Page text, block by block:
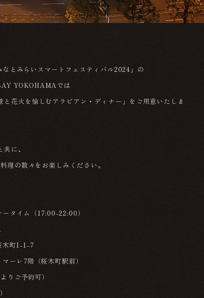
とみらいスマートフェスティバル2024」の
YOKOHAMAでは
花火を愉しむアラビアン・ディナー」をご用意いたしま
に、
理の数々をお楽しみください。
タイム（17:00-22:00）
木町1-1-7
ーレ7階（桜木町駅前）
りご予約可）